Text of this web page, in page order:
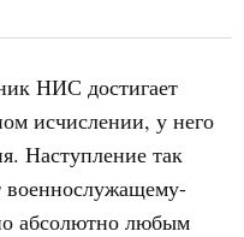
НИС достигает
исчислении, у него
Наступление так
военнослужащему-
абсолютно любым